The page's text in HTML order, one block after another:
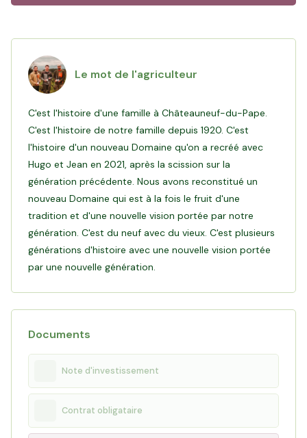
les recevant au Domaine et avec une vente sur allocation.
Leurs millésimes prestigieux sont distribués à 85% en France
auprès de partenaires cavistes minutieusement sélectionnés
et sont présents sur des tables de Chefs étoilés.
Objectif de ce financement: À la suite de la transmission
familiale des vignes en 2021, Arthur, Hugo et Jean ont entrepris
une transformation en profondeur mêlant tradition, modernité
et respect de l'environnement. L’investissement via Hectarea
leur permet de pérenniser leur vignoble en continuant de
disposer de vignes récemment plantées en agro-foresterie,
reflet de leur vision durable pour l'appellation AOC
Le mot de l'agriculteur
C'est l'histoire d'une famille à Châteauneuf-du-Pape.
C'est l'histoire de notre famille depuis 1920. C'est
l'histoire d'un nouveau Domaine qu'on a recréé avec
Hugo et Jean en 2021, après la scission sur la
génération précédente. Nous avons reconstitué un
nouveau Domaine qui est à la fois le fruit d'une
tradition et d'une nouvelle vision portée par notre
génération. C'est du neuf avec du vieux. C'est plusieurs
générations d'histoire avec une nouvelle vision portée
par une nouvelle génération.
Documents
Note d'investissement
Contrat obligataire